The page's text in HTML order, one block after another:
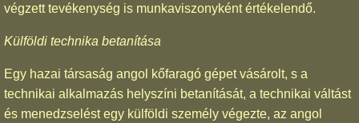
végzett tevékenység is munkaviszonyként értékelendő.
Külföldi technika betanítása
Egy hazai társaság angol kőfaragó gépet vásárolt, s a
technikai alkalmazás helyszíni betanítását, a technikai váltást
és menedzselést egy külföldi személy végezte, az angol